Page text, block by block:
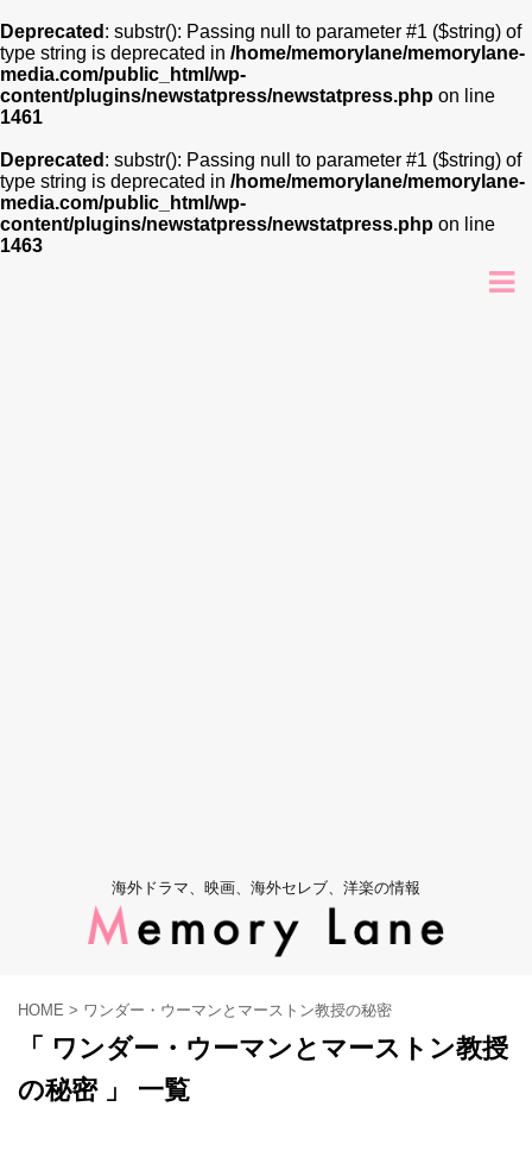
Deprecated : substr(): Passing null to parameter #1 ($string) of
type string is deprecated in /home/memorylane/memorylane-
media.com/public_html/wp-
content/plugins/newstatpress/newstatpress.php on line
1461
Deprecated : substr(): Passing null to parameter #1 ($string) of
type string is deprecated in /home/memorylane/memorylane-
media.com/public_html/wp-
content/plugins/newstatpress/newstatpress.php on line
1463
海外ドラマ、映画、海外セレブ、洋楽の情報
HOME > ワンダー・ウーマンとマーストン教授の秘密
「 ワンダー・ウーマンとマーストン教授
の秘密 」 一覧